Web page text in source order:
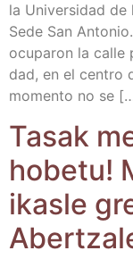
la Uni­ver­si­dad de
Sede San
ocu­pa­ron la calle
dad, en el cen­tro
momen­to no se
Tasak
hobe­tu!
ikas­le